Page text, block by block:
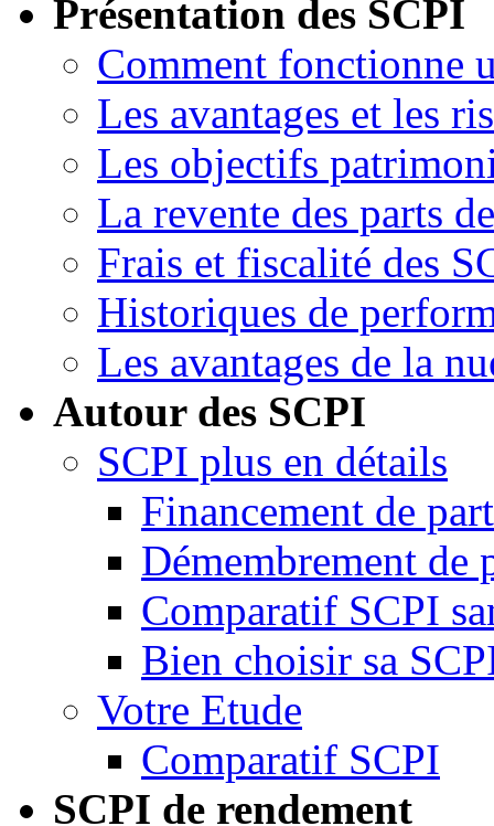
Présentation des SCPI
Comment fonctionne
Les avantages et les
Les objectifs
La revente des parts
Frais et fiscalité des
Historiques de
Les avantages de la
Autour des SCPI
SCPI plus en détails
Financement de
Démembrement de
Comparatif SCPI
Bien choisir sa
Votre Etude
Comparatif SCPI
SCPI de rendement